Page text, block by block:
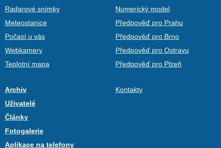
Radarové snímky
Meteostanice
Počasí u vás
Webkamery
Teplotní mapa
Numerický model
Předpověď pro Prahu
Předpověď pro Brno
Předpověď pro Ostravu
Předpověď pro Plzeň
Archiv
Uživatelé
Články
Fotogalerie
Aplikace na telefony
Kontakty